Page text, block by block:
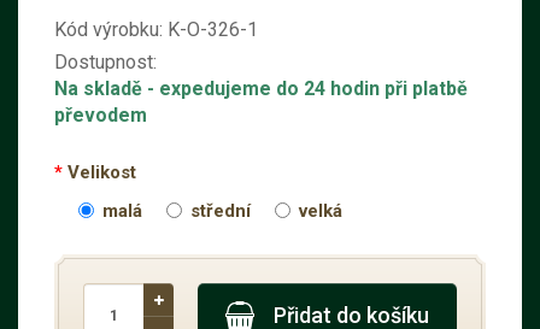
Kód výrobku: K-O-326-1
Dostupnost:
Na skladě - expedujeme do 24 hodin při platbě
převodem
Velikost
malá
střední velká
Přidat do košíku